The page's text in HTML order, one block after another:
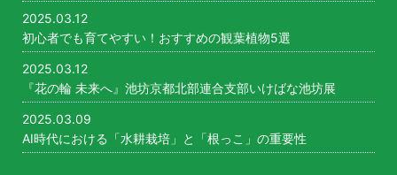
2025.03.12
初心者でも育てやすい！おすすめの観葉植物5選
2025.03.12
『花の輪 未来へ』池坊京都北部連合支部いけばな池坊展
2025.03.09
AI時代における「水耕栽培」と「根っこ」の重要性